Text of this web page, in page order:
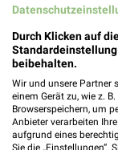
Mo-Mi Angebote
Durch Klicken auf
beibehalten.
Wir und unsere Partner
einem Gerät zu, wie z.
Browserspeichern, um
Anbieter verarbeiten
aufgrund eines
Sie die „Einstellungen“.